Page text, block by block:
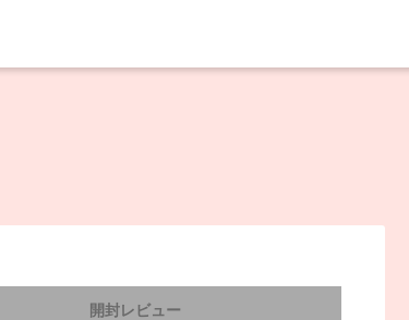
開封レビュー